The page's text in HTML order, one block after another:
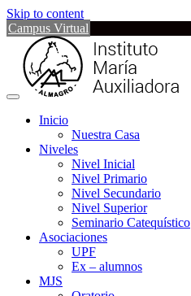
Skip to content
Campus Virtual
Inicio
Nuestra Casa
Niveles
Nivel Inicial
Nivel Primario
Nivel Secundario
Nivel Superior
Seminario Catequístico
Asociaciones
UPF
Ex – alumnos
MJS